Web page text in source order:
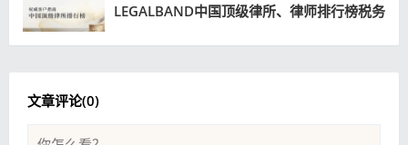
LEGALBAND中国顶级律所、律师排行榜税务
文章评论(0)